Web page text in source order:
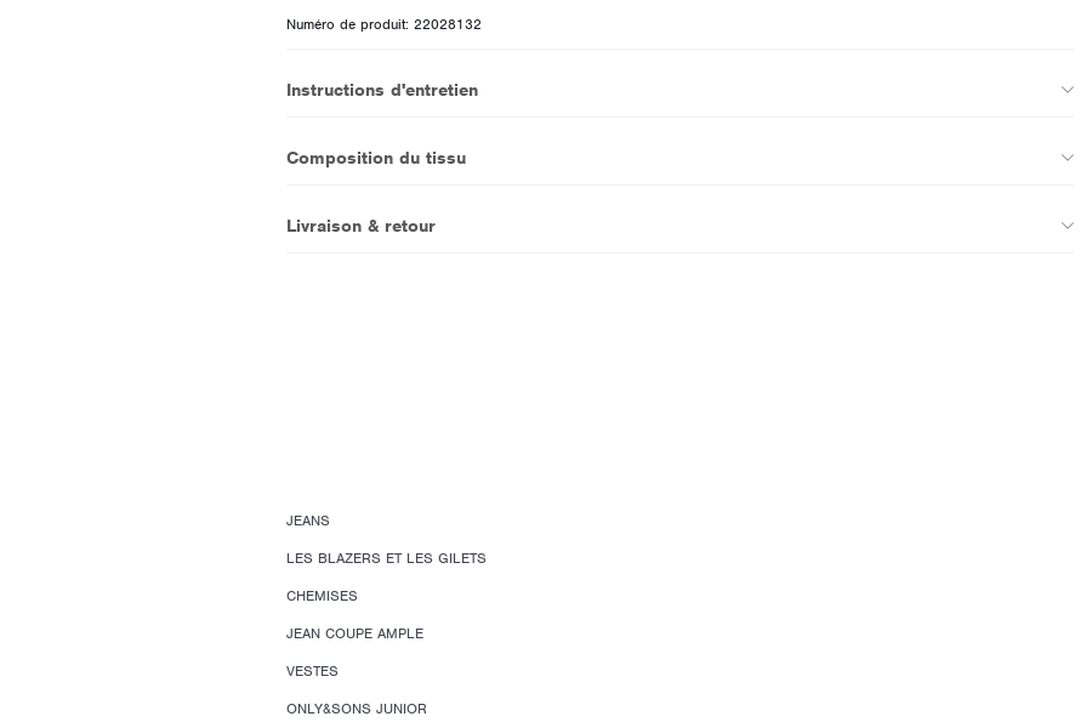
Numéro de produit: 22028132
Instructions d'entretien
Composition du tissu
Livraison & retour
JEANS
LES BLAZERS ET LES GILETS
CHEMISES
JEAN COUPE AMPLE
VESTES
ONLY&SONS JUNIOR